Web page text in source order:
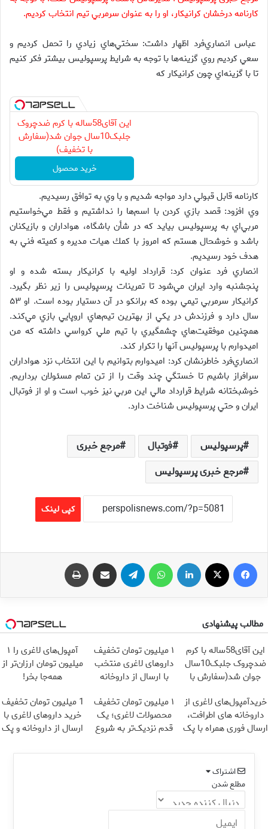
كارنامه درخشان كرانيكار، او را به عنوان سرمربي تيم انتخاب كرديم.
عباس انصاري‌فرد اظهار داشت: سختي‌هاي زيادي را تحمل كرديم و
سعي كرديم روي گزينه‌ها با توجه به شرايط پرسپوليس بيشتر فكر كنيم
تا با گزينه‌اي چون كرانيكار كه
این آقای58ساله با کرم ضدچروک
جلبک10سال جوان شد(سفارش
با تخفیف)
خرید محصول
كارنامه قابل قبولي دارد مواجه شديم و با وي به توافق رسيديم.
وي افزود: قصد بازي كردن با اسم‌ها را نداشتيم و فقط مي‌خواستيم
مربي‌اي به پرسپوليس بيايد كه در شأن باشگاه، هواداران و بازيكنان
باشد و خوشحال هستم كه امروز با كمك هيات مديره و كميته فني به
هدف خود رسيديم.
انصاري فرد عنوان كرد: قرارداد اوليه با كرانيكار بسته شده و او
پنجشنبه وارد ايران مي‌شود تا تمرينات پرسپوليس را زير نظر بگيرد.
كرانيكار سرمربي تيمي بوده كه برانكو در آن دستيار بوده است. او ۵۳
سال دارد و فرزندش در يكي از بهترين تيم‌هاي اروپايي بازي مي‌كند.
همچنين موفقيت‌هاي چشمگيري با تيم ملي كرواسي داشته كه من
اميدوارم با پرسپوليس آنها را تكرار كند.
انصاري‌فرد خاطرنشان كرد:‌ اميدوارم بتوانيم با اين انتخاب نزد هواداران
سرافراز باشيم تا خستگي چند وقت را از تن تمام مسئولان برداريم.
خوشبختانه شرايط قرارداد مالي اين مربي نيز خوب است و او از فوتبال
ايران و حتي پرسپوليس شناخت دارد.
پرسپولیس فوتبال
مرجع خبری
مرجع خبری پرسپولیس
کپی لینک
فیس بوک لینکدین تلگرام اشتراک گذاری از طریق ایمیل
مطالب پیشنهادی
این آقای58ساله با کرم
ضدچروک جلبک10سال
جوان شد(سفارش با
۱ میلیون تومان تخفیف
داروهای لاغری منتخب
با ارسال از داروخانه
آمپول‌های لاغری را ۱
میلیون تومان ارزان‌تر از
همه‌جا بخر!
خریدآمپول‌های لاغری از
داروخانه های اطرافت،
ارسال فوری همراه با پک
۱ میلیون تومان تخفیف
محصولات لاغری؛ یک
قدم نزدیک‌تر به شروع
1 میلیون تومان تخفیف
خرید داروهای لاغری با
ارسال از داروخانه و پک
اشتراک
مطلع شدن